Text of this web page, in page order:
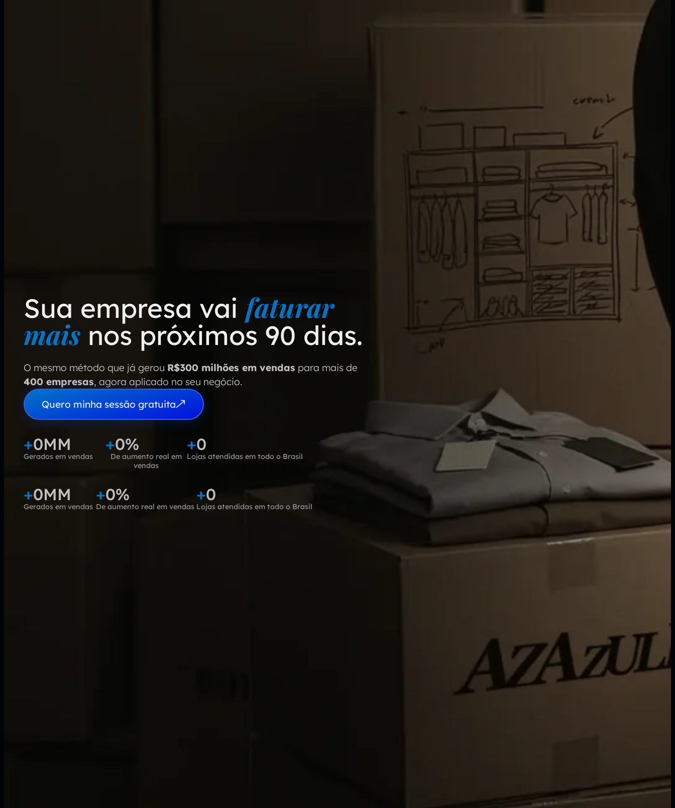
Sua empresa vai faturar
mais nos próximos 90 dias.
O mesmo método que já gerou R$300 milhões em vendas para mais de
400 empresas , agora aplicado no seu negócio.
Quero minha sessão gratuita
Gerados em vendas
+0MM
De aumento real em
vendas
+0%
Lojas atendidas em todo o Brasil
+0
Gerados em vendas
+0MM
De aumento real em vendas
+0%
Lojas atendidas em todo o Brasil
+0